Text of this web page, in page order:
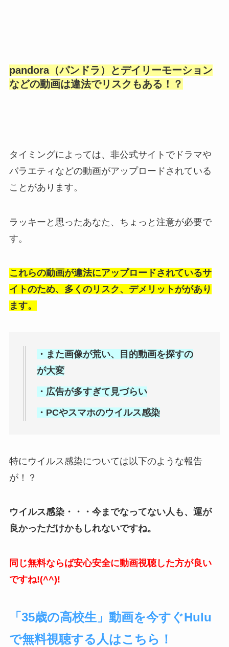
pandora（パンドラ）とデイリーモーション
などの動画は違法でリスクもある！？
タイミングによっては、非公式サイトでドラマや
バラエティなどの動画がアップロードされている
ことがあります。
ラッキーと思ったあなた、ちょっと注意が必要で
す。
これらの動画が違法にアップロードされているサ
イトのため、多くのリスク、デメリットががあり
ます。
・また画像が荒い、目的動画を探すの
が大変
・広告が多すぎて見づらい
・PCやスマホのウイルス感染
特にウイルス感染については以下のような報告
が！？
ウイルス感染・・・今までなってない人も、運が
良かっただけかもしれないですね。
同じ無料ならば安心安全に動画視聴した方が良い
ですね!(^^)!
「35歳の高校生」動画を今すぐHulu
で無料視聴する人はこちら！